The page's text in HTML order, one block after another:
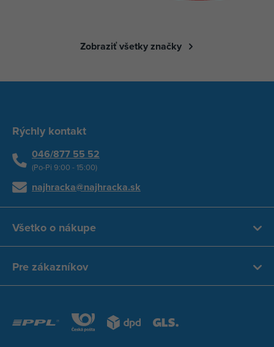
Zobraziť všetky značky
Rýchly kontakt
046/877 55 52
(Po-Pi 9:00 - 15:00)
najhracka@najhracka.sk
Všetko o nákupe
Pre zákazníkov